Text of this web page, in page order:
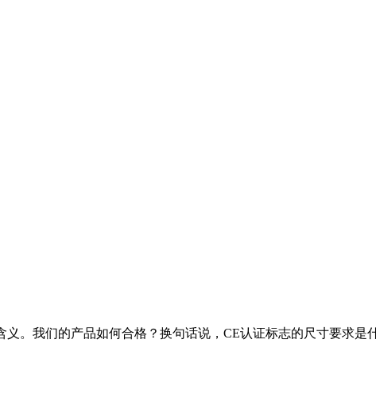
。我们的产品如何合格？换句话说，CE认证标志的尺寸要求